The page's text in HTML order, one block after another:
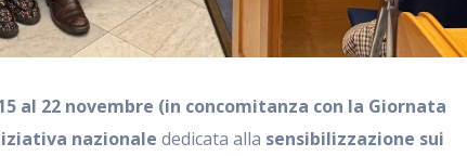
al 22 novembre (in concomitanza con la Giornata
nazionale dedicata alla sensibilizzazione sui